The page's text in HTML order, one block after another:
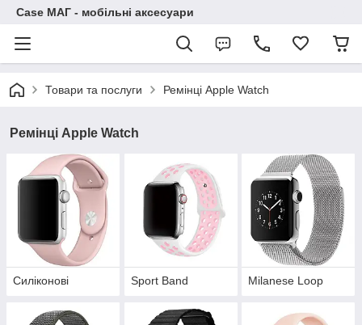
Case МАГ - мобільні аксесуари
Товари та послуги Ремінці Apple Watch
Ремінці Apple Watch
Силіконові Sport Band Milanese Loop